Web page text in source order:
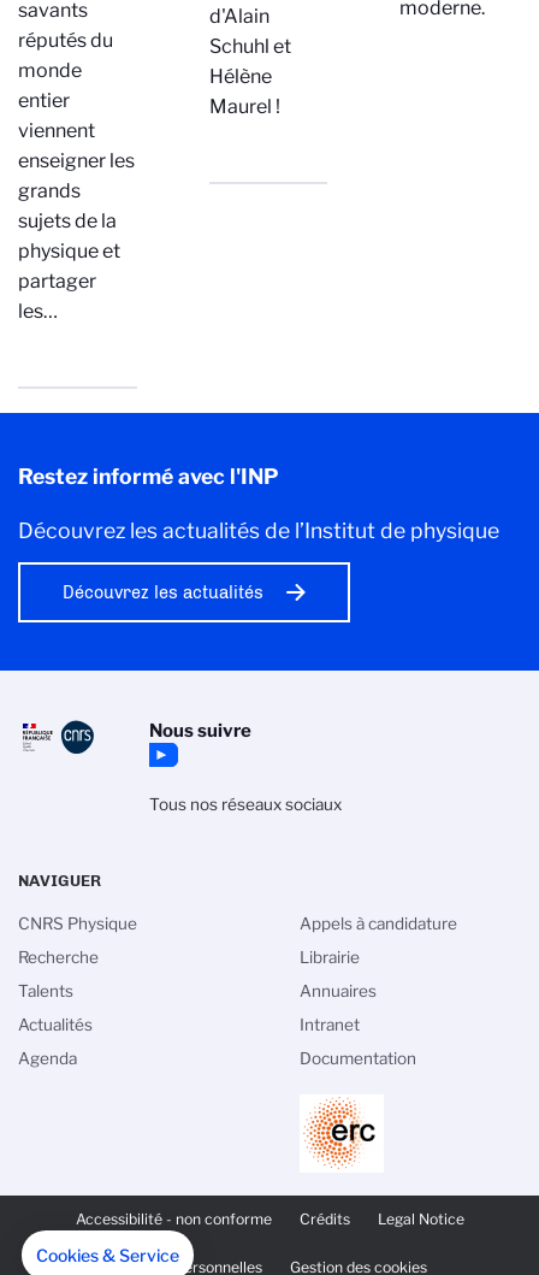
savants
réputés du
monde
entier
viennent
enseigner les
grands
sujets de la
physique et
partager
les…
d'Alain
Schuhl et
Hélène
Maurel !
moderne.
Restez informé avec l'INP
Découvrez les actualités de l’Institut de physique
Découvrez les actualités
Nous suivre
Tous nos réseaux sociaux
PAGE
SECONDAIRE
Accessibilité - non conforme Crédits Legal Notice
Données personnelles Gestion des cookies
NAVIGUER
CNRS Physique
Recherche
Talents
Actualités
Agenda
Appels à candidature
Librairie
Annuaires
Intranet
Documentation
Cookies & Service